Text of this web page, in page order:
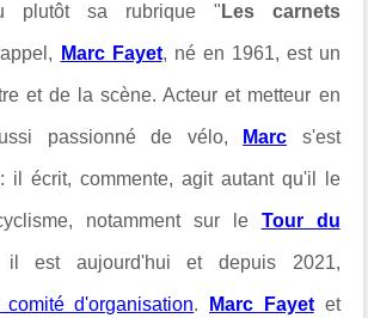
plutôt sa rubrique " Les carnets
Marc Fayet, né en 1961, est un
et de la scène. Acteur et metteur en
passionné de vélo, Marc s'est
il écrit, commente, agit autant qu'il le
notamment sur le Tour du
est aujourd'hui et depuis 2021,
d'organisation. Marc Fayetet